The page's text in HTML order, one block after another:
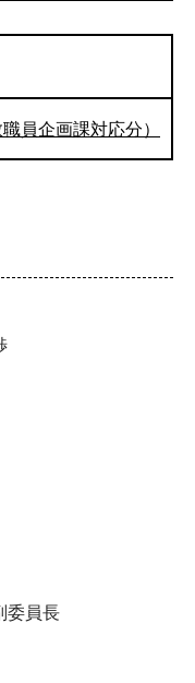
員企画課対応分）
委員長